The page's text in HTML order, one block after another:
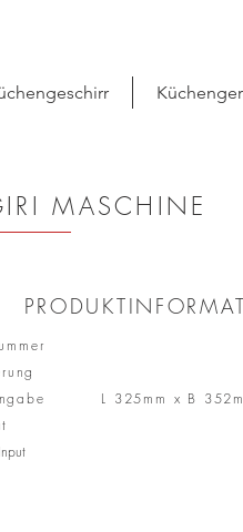
MASCHINE
L 325mm x B